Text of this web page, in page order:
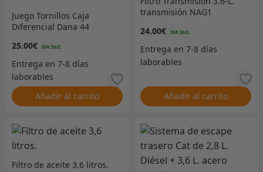
Juego Tornillos Caja
Diferencial Dana 44
25.00€
Añadir al carrito
transmisión NAG1
24.00€
Añadir al carrito
Filtro de aceite 3,6 litros.